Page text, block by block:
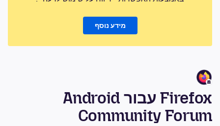
מידע נוסף
Firefox עבור Android
Community Forum